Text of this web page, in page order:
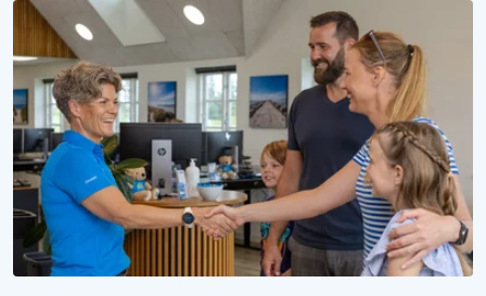
SÆSON 2028
Reservér dit sommerhus til 2028
Uforpligtende at reservere, uforglemmelig at opleve